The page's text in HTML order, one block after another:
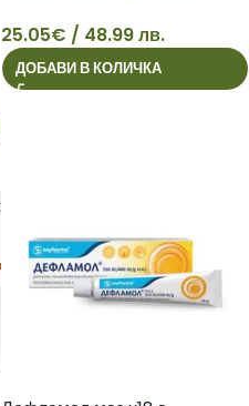
25
25.05€ / 48.99 лв.
ДОБАВИ В КОЛИЧКА